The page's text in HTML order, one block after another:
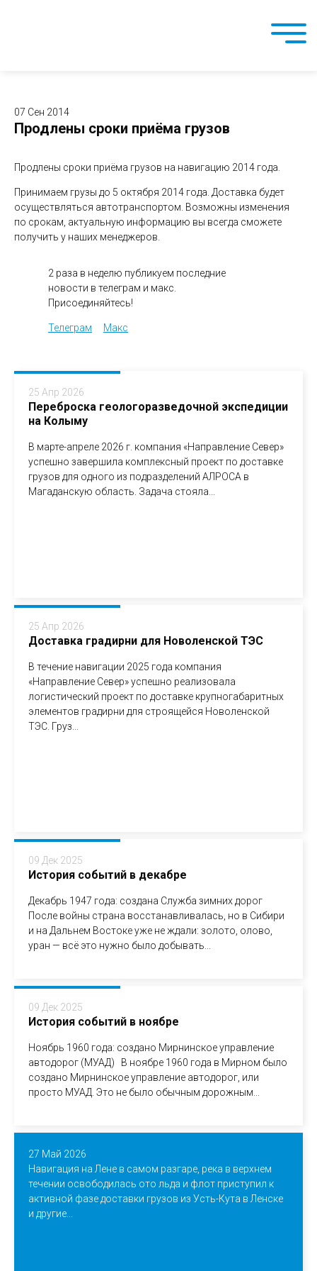
07 Сен 2014
Продлены сроки приёма грузов
Продлены сроки приёма грузов на навигацию 2014 года.
Принимаем грузы до 5 октября 2014 года. Доставка будет
осуществляться автотранспортом. Возможны изменения
по срокам, актуальную информацию вы всегда сможете
получить у наших менеджеров.
2 раза в неделю публикуем последние
новости в телеграм и макс.
Присоединяйтесь!
Телеграм Макс
25 Апр 2026
Переброска геологоразведочной экспедиции
на Колыму
В марте-апреле 2026 г. компания «Направление Север»
успешно завершила комплексный проект по доставке
грузов для одного из подразделений АЛРОСА в
Магаданскую область. Задача стояла...
25 Апр 2026
Доставка градирни для Новоленской ТЭС
В течение навигации 2025 года компания
«Направление Север» успешно реализовала
логистический проект по доставке крупногабаритных
элементов градирни для строящейся Новоленской
ТЭС. Груз...
09 Дек 2025
История событий в декабре
Декабрь 1947 года: создана Служба зимних дорог
После войны страна восстанавливалась, но в Сибири
и на Дальнем Востоке уже не ждали: золото, олово,
уран — всё это нужно было добывать...
09 Дек 2025
История событий в ноябре
Ноябрь 1960 года: создано Мирнинское управление
автодорог (МУАД) В ноябре 1960 года в Мирном было
создано Мирнинское управление автодорог, или
просто МУАД. Это не было обычным дорожным...
27 Май 2026
Навигация на Лене в самом разгаре, река в верхнем
течении освободилась ото льда и флот приступил к
активной фазе доставки грузов из Усть-Кута в Ленске
и другие...